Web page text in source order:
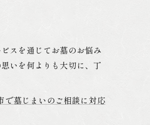
スを通じてお墓のお悩み
いを何よりも大切に、丁
で墓じまいのご相談に対応